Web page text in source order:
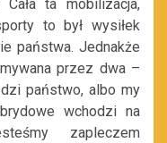
ta mobilizacja,
to był wysiłek
państwa. Jednakże
przez dwa –
państwo, albo my
wchodzi na
zapleczem